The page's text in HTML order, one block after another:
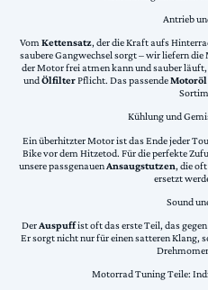
Antrieb
VomKettensatz, der die Kraft aufs
saubere Gangwechsel sorgt – wir liefern
der Motor frei atmen kann und sauber
undÖlfilterPflicht. Das passendeMotoröl
Kühlung und
Ein überhitzter Motor ist das Ende jeder
Bike vor dem Hitzetod. Für die perfekte
unsere passgenauenAnsaugstutzen, die
ersetzt
Sound
DerAuspuffist oft das erste Teil, das gegen
Er sorgt nicht nur für einen satteren Klang,
Motorrad Tuning Teile: